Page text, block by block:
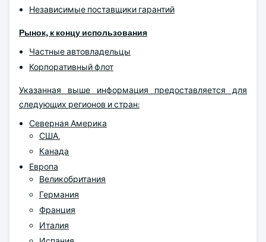
Независимые поставщики гарантий
Рынок, к концу использования
Частные автовладельцы
Корпоративный флот
Указанная выше информация предоставляется для
следующих регионов и стран:
Северная Америка
США.
Канада
Европа
Великобритания
Германия
Франция
Италия